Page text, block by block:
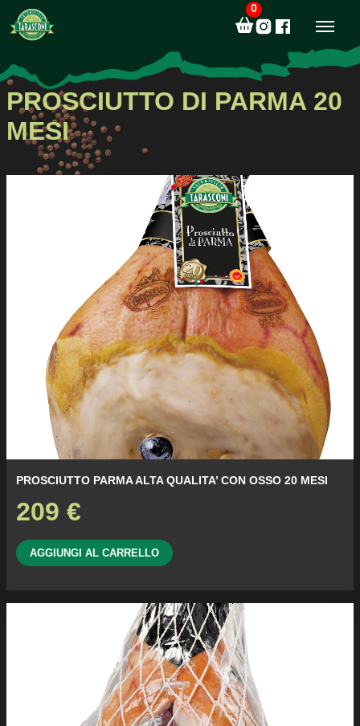
0
PROSCIUTTO DI PARMA 20
MESI
PROSCIUTTO PARMA ALTA QUALITA’ CON OSSO 20 MESI
209 €
AGGIUNGI AL CARRELLO